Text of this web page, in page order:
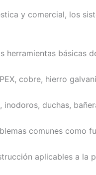
y comercial, los
herramientas básicas
cobre, hierro
duchas,
comunes como
aplicables a la